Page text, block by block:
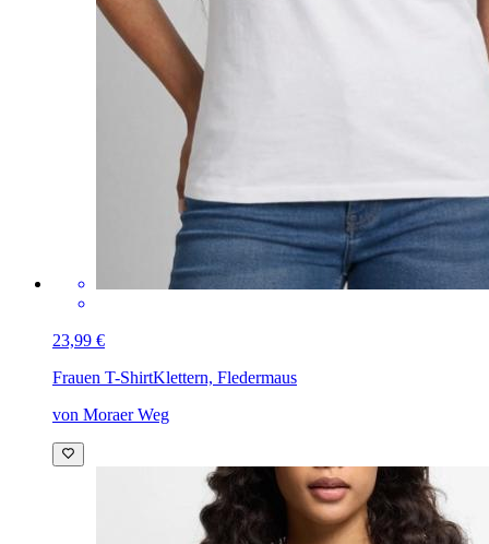
23,99 €
Frauen T-ShirtKlettern, Fledermaus
von Moraer Weg